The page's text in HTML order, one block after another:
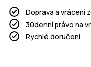
Doprava a vrácení
30denní právo na
Rychlé doručení